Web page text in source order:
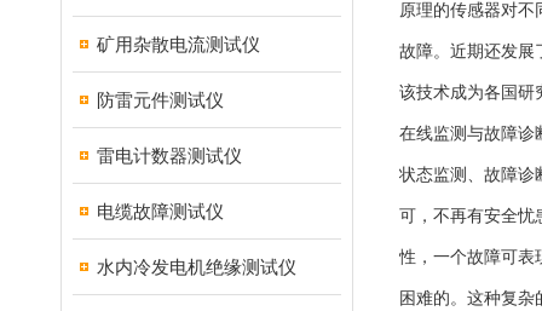
矿用杂散电流测试仪
防雷元件测试仪
雷电计数器测试仪
电缆故障测试仪
水内冷发电机绝缘测试仪
原理的传感器对不
故障。近期还发展
该技术成为各国研
在线监测与故障诊
状态监测、故障诊
可，不再有安全忧
性，一个故障可表
困难的。这种复